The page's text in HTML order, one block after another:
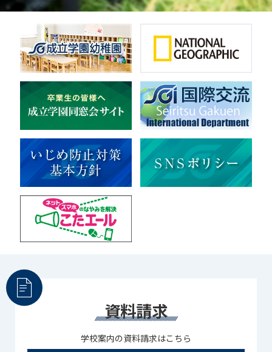
英会話
音楽（コーラス）
地域ボランティア
美術
マルチメディア
ライフワーク
新日本芸能
宇宙探究
赤門倶楽部
資料請求
学校案内の資料請求はこちら